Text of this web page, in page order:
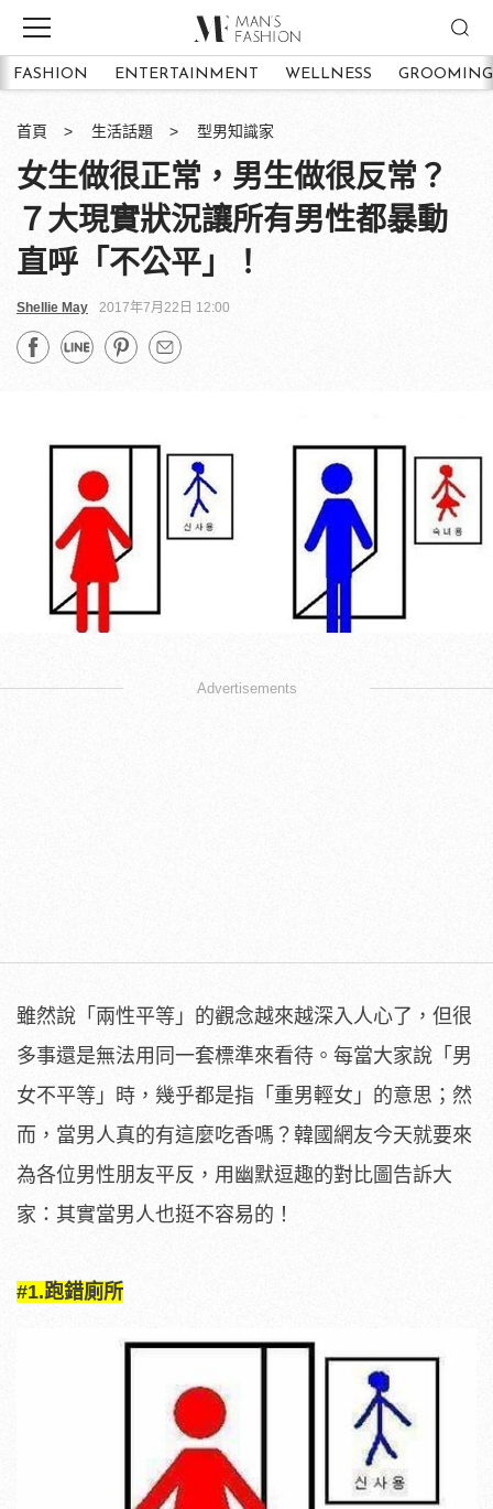
FASHION ENTERTAINMENT WELLNESS GROOMING
首頁 生活話題 型男知識家
女生做很正常，男生做很反常？
７大現實狀況讓所有男性都暴動
直呼「不公平」！
Shellie May 2017年7月22日 12:00
Advertisements
雖然說「兩性平等」的觀念越來越深入人心了，但很
多事還是無法用同一套標準來看待。每當大家說「男
女不平等」時，幾乎都是指「重男輕女」的意思；然
而，當男人真的有這麼吃香嗎？韓國網友今天就要來
為各位男性朋友平反，用幽默逗趣的對比圖告訴大
家：其實當男人也挺不容易的！
#1.跑錯廁所